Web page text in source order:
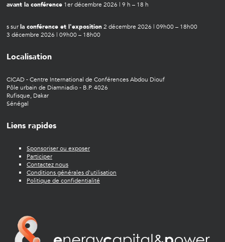
avant la conférence 1er décembre 2026 | 9 h – 18 h
s surla conférence et l'exposition2 décembre 2026 | 09h00 – 18h00
3 décembre 2026 | 09h00 – 18h00
Localisation
CICAD - Centre International de Conférences Abdou Diouf
Pôle urbain de Diamniadio - B.P. 4026
Rufisque, Dakar
Sénégal
Liens rapides
Sponsoriser ou exposer
Participer
Contactez nous
Conditions générales d'utilisation
Politique de confidentialité